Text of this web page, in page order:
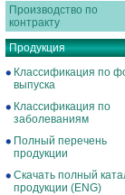
Производство по
контракту
Продукция
Классификация по
выпуска
Классификация по
заболеваниям
Полный перечень
продукции
Скачать полный
продукции (ENG)